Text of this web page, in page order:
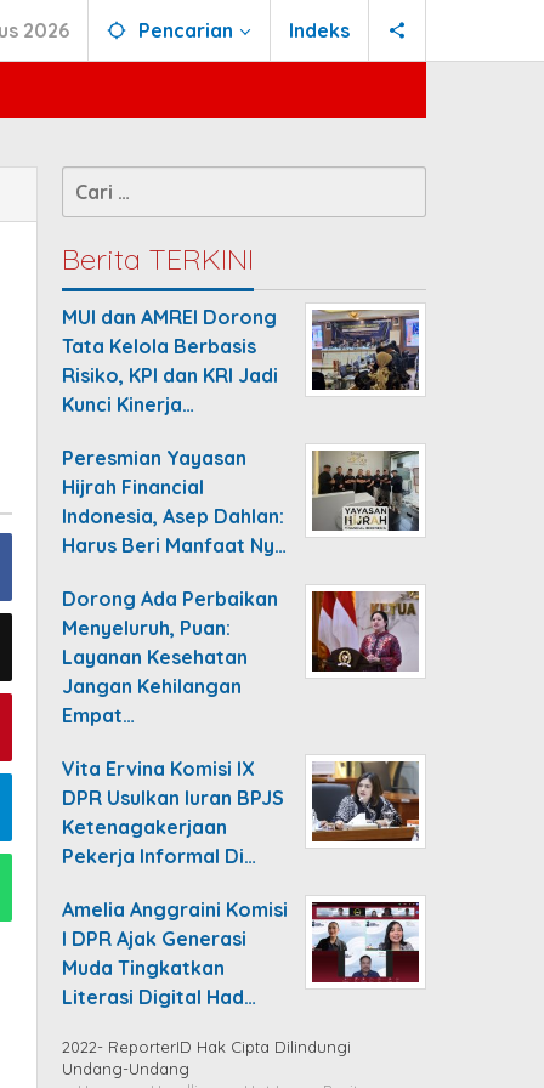
2026 Pencarian Indeks
Cari
untuk:
Berita TERKINI
MUI dan AMREI Dorong
Tata Kelola Berbasis
Risiko, KPI dan KRI Jadi
Kunci Kinerja…
Peresmian Yayasan
Hijrah Financial
Indonesia, Asep Dahlan:
Harus Beri Manfaat Ny…
Dorong Ada Perbaikan
Menyeluruh, Puan:
Layanan Kesehatan
Jangan Kehilangan
Empat…
Vita Ervina Komisi IX
DPR Usulkan Iuran BPJS
Ketenagakerjaan
Pekerja Informal Di…
Amelia Anggraini Komisi
I DPR Ajak Generasi
Muda Tingkatkan
Literasi Digital Had…
2022- ReporterID Hak Cipta Dilindungi
Undang-Undang